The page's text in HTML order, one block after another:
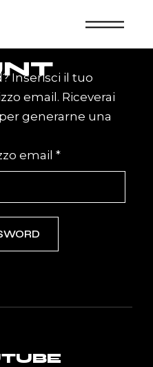
Inserisci il tuo
email. Riceverai
generarne una
email*Richiesto